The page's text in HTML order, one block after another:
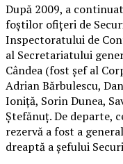
După 2009, a
foştilor ofiţeri de
Inspectoratului de
al Secretariatului
Cândea (fost şef al
Adrian Bărbulescu,
Ioniţă, Sorin Dunea,
Ştefănuţ. De departe,
rezervă a fost a
dreaptă a şefului